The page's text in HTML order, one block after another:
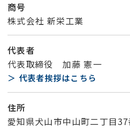
商号
株式会社 新栄工業
代表者
代表取締役 加藤 憲一
＞ 代表者挨拶はこちら
住所
愛知県犬山市中山町二丁目37